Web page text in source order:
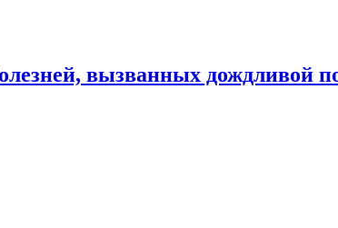
вызванных дождливой